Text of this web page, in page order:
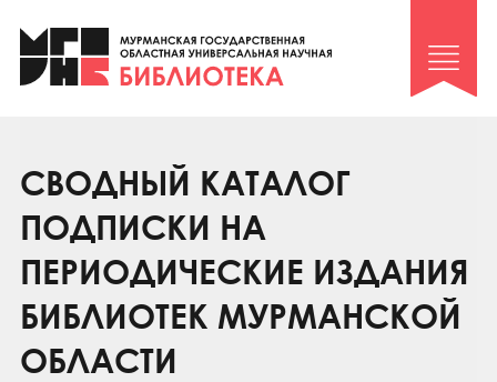
Клуб «Гиря и сельдерей»
Клуб «Семейный архив»
Коллегам
Контакты
СВОДНЫЙ КАТАЛОГ
ПОДПИСКИ НА
ПЕРИОДИЧЕСКИЕ ИЗДАНИЯ
БИБЛИОТЕК МУРМАНСКОЙ
ОБЛАСТИ